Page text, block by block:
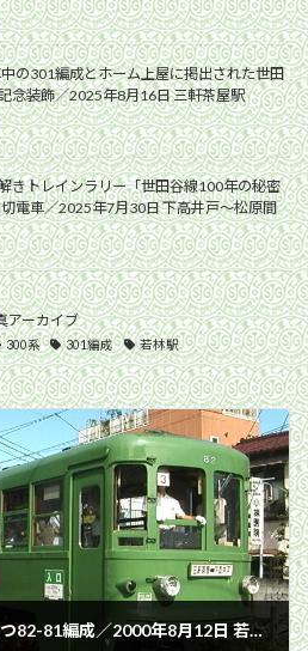
の301編成とホーム上屋に掲出された世田
念装飾／2025年8月16日 三軒茶屋駅
きトレインラリー「世田谷線100年の秘密
電車／2025年7月30日 下高井戸〜松原間
アーカイブ
300系 301編成 若林駅
若林踏切の停止信号を待つ82-81編成／2000年8月12日 若林〜西太子堂間